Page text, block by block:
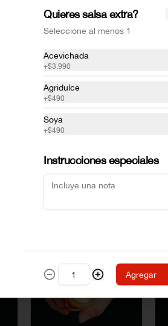
Quieres salsa extra?
Seleccione al menos 1
Acevichada
+$3.990
Agridulce
+$490
Soya
+$490
Instrucciones especiales
Agregar